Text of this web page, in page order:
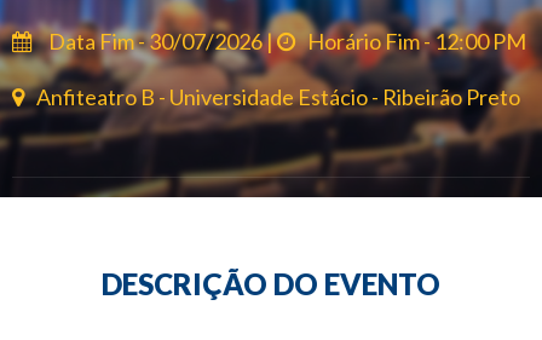
Data Fim - 30/07/2026 | Horário Fim - 12:00 PM
Anfiteatro B - Universidade Estácio - Ribeirão Preto
DESCRIÇÃO DO EVENTO